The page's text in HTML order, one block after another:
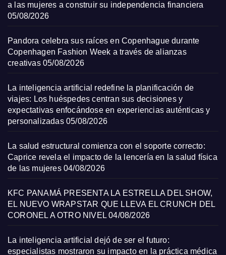
a las mujeres a construir su independencia financiera
05/08/2026
Pandora celebra sus raíces en Copenhague durante
Copenhagen Fashion Week a través de alianzas
creativas 05/08/2026
La inteligencia artificial redefine la planificación de
viajes: Los huéspedes centran sus decisiones y
expectativas enfocándose en experiencias auténticas y
personalizadas 05/08/2026
La salud estructural comienza con el soporte correcto:
Caprice revela el impacto de la lencería en la salud física
de las mujeres 04/08/2026
KFC PANAMÁ PRESENTA LA ESTRELLA DEL SHOW,
EL NUEVO WRAPSTAR QUE LLEVA EL CRUNCH DEL
CORONEL A OTRO NIVEL 04/08/2026
La inteligencia artificial dejó de ser el futuro:
especialistas mostraron su impacto en la práctica médica